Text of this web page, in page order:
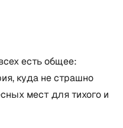
есть общее:
куда не страшно
мест для тихого и